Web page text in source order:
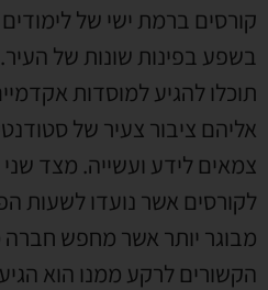
קורסים ברמת ישי של
בשפע בפינות שונות של
תוכלו להגיע למוסדות
אליהם ציבור צעיר של
צמאים לידע ועשייה. מצד שני
לקורסים אשר נועדו לשעות
מבוגר יותר אשר מחפש חברה
הקשורים לרקע ממנו הוא